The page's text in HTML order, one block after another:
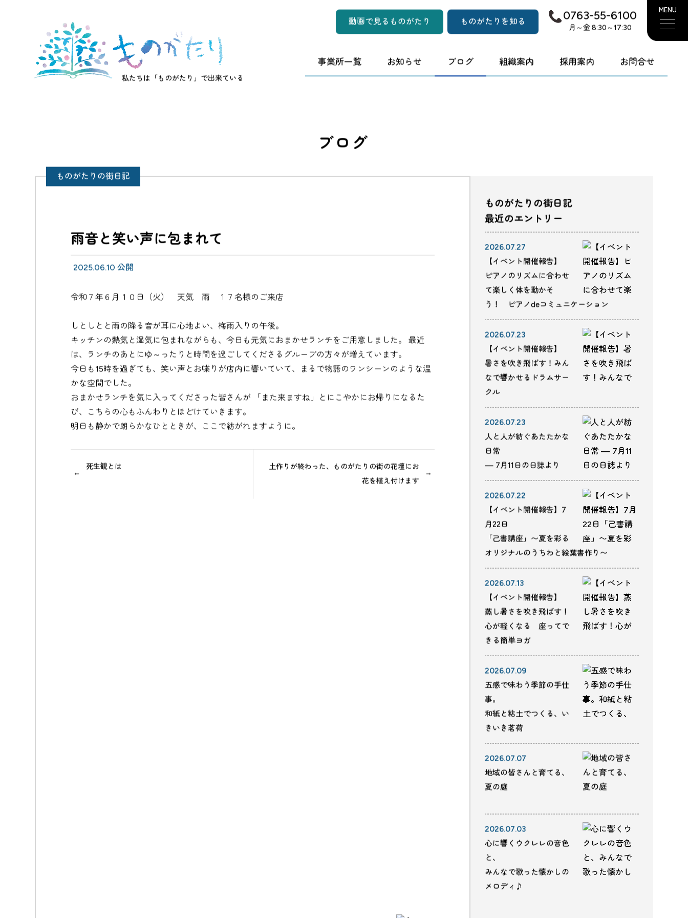
MENU
私たちは「ものがたり」で出来ている
動画で見るものがたり ものがたりを知る 0763-55-6100
月～金 8:30～17:30
事業所一覧 お知らせ ブログ 組織案内 採用案内 お問合せ
ブログ
ものがたりの街日記
雨音と笑い声に包まれて
2025.06.10 公開
令和７年６月１０日（火） 天気 雨 １７名様のご来店
しとしとと雨の降る音が耳に心地よい、梅雨入りの午後。
キッチンの熱気と湿気に包まれながらも、今日も元気におまかせランチをご用意しました。 最近
は、ランチのあとにゆ～ったりと時間を過ごしてくださるグループの方々が増えています。
今日も15時を過ぎても、笑い声とお喋りが店内に響いていて、まるで物語のワンシーンのような温
かな空間でした。
おまかせランチを気に入ってくださった皆さんが 「また来ますね」とにこやかにお帰りになるた
び、こちらの心もふんわりとほどけていきます。
明日も静かで朗らかなひとときが、ここで紡がれますように。
死生観とは
土作りが終わった、ものがたりの街の花壇にお
花を植え付けます
ものがたりの街日記
最近のエントリー
2026.07.27
【イベント開催報告】
ピアノのリズムに合わせ
て楽しく体を動かそ
う！ ピアノdeコミュニケーション
2026.07.23
【イベント開催報告】
暑さを吹き飛ばす！みん
なで響かせるドラムサー
クル
2026.07.23
人と人が紡ぐあたたかな
日常
— 7月11日の日誌より
2026.07.22
【イベント開催報告】7
月22日
「己書講座」〜夏を彩る
オリジナルのうちわと絵葉書作り〜
2026.07.13
【イベント開催報告】
蒸し暑さを吹き飛ばす！
心が軽くなる 座ってで
きる簡単ヨガ
2026.07.09
五感で味わう季節の手仕
事。
和紙と粘土でつくる、い
きいき茗荷
2026.07.07
地域の皆さんと育てる、
夏の庭
2026.07.03
心に響くウクレレの音色
と、
みんなで歌った懐かしの
メロディ♪